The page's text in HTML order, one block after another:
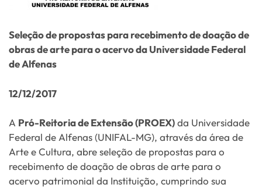
Seleção de propostas para recebimento de doação de
obras de arte para o acervo da Universidade Federal
de Alfenas
12/12/2017
A Pró-Reitoria de Extensão (PROEX)da Universidade
Federal de Alfenas (UNIFAL-MG), através da área de
Arte e Cultura, abre seleção de propostas para o
recebimento de doação de obras de arte para o
acervo patrimonial da Instituição, cumprindo sua